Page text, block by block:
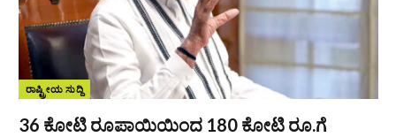
ರಾಷ್ಟ್ರೀಯ ಸುದ್ದಿ
36 ಕೋಟಿ ರೂಪಾಯಿಯಿಂದ 180 ಕೋಟಿ ರೂ.ಗೆ